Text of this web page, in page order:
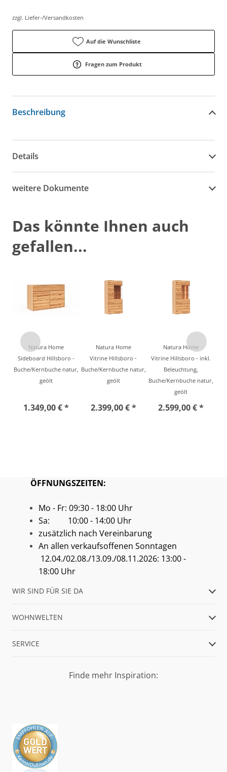
zzgl. Liefer-/Versandkosten
Auf die Wunschliste
Fragen zum Produkt
Beschreibung
Details
weitere Dokumente
Das könnte Ihnen auch
gefallen...
Natura Home
Sideboard Hillsboro -
Buche/Kernbuche natur,
geölt
1.349,00 € *
Natura Home
Vitrine Hillsboro -
Buche/Kernbuche natur,
geölt
2.399,00 € *
Natura Home
Vitrine Hillsboro - inkl.
Beleuchtung,
Buche/Kernbuche natur,
geölt
2.599,00 € *
ÖFFNUNGSZEITEN:
Mo - Fr: 09:30 - 18:00 Uhr
Sa: 10:00 - 14:00 Uhr
zusätzlich nach Vereinbarung
An allen verkaufsoffenen Sonntagen
12.04./02.08./13.09./08.11.2026: 13:00 -
18:00 Uhr
WIR SIND FÜR SIE DA
WOHNWELTEN
SERVICE
Finde mehr Inspiration: